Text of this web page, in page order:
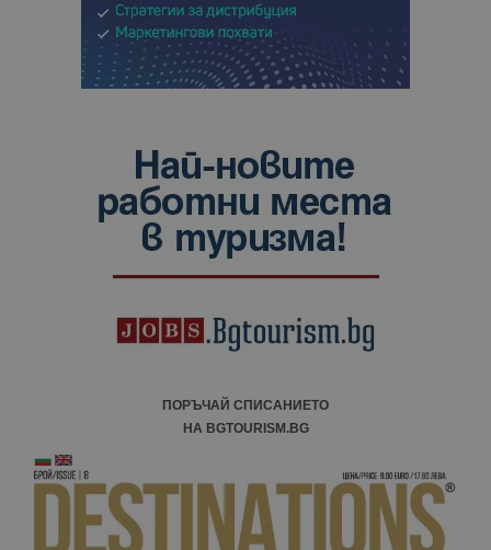
ПОРЪЧАЙ СПИСАНИЕТО
НА BGTOURISM.BG